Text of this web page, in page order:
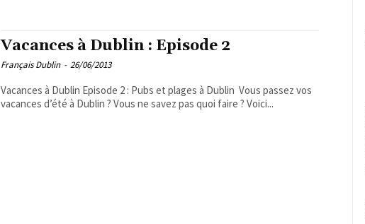
Vacances à Dublin : Episode 2
Français Dublin - 26/06/2013
Vacances à Dublin Episode 2 : Pubs et plages à Dublin Vous passez vos
vacances d’été à Dublin ? Vous ne savez pas quoi faire ? Voici...